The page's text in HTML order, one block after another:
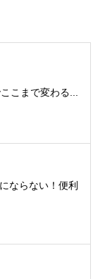
こまで変わる...
ならない！便利